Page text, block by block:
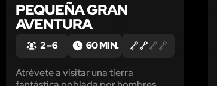
PEQUEÑA GRAN
AVENTURA
2 – 6 60 MIN.
Atrévete a visitar una tierra